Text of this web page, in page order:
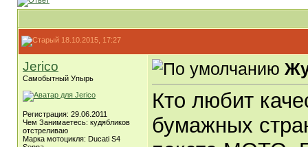
18.10.2015, 17:27
Jerico
Самобытный Упырь
Регистрация: 29.06.2011
Чем Занимаетесь: кудябликов
отстреливаю
Марка мотоцикля: Ducati S4
Кто любит
бумажных